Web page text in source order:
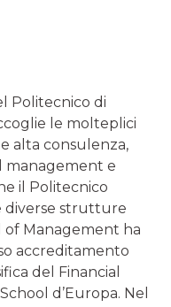
Politecnico di
le molteplici
alta consulenza,
management e
il Politecnico
diverse strutture
of Management ha
accreditamento
del Financial
d’Europa. Nel